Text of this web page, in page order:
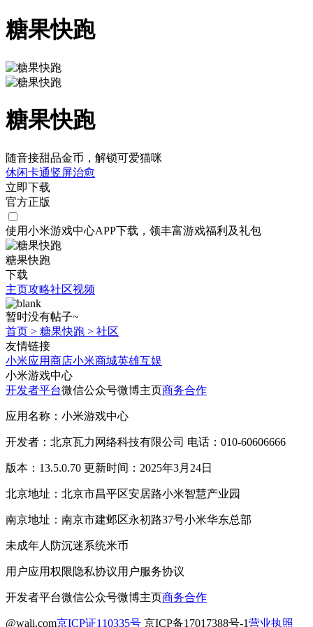
糖果快跑
糖果快跑
随音接甜品金币，解锁可爱猫咪
休闲卡通竖屏治愈
立即下载
官方正版
使用小米游戏中心APP下载 ，领丰富游戏福利 及礼包
糖果快跑
下载
主页攻略社区视频
暂时没有帖子~
首页 > 糖果快跑 > 社区
友情链接
小米应用商店小米商城英雄互娱
小米游戏中心
开发者平台微信公众号微博主页商务合作
应用名称：小米游戏中心
开发者：北京瓦力网络科技有限公司 电话：010-60606666
版本：13.5.0.70 更新时间：2025年3月24日
北京地址：北京市昌平区安居路小米智慧产业园
南京地址：南京市建邺区永初路37号小米华东总部
未成年人防沉迷系统米币
用户应用权限隐私协议用户服务协议
开发者平台微信公众号微博主页商务合作
@wali.com京ICP证110335号 京ICP备17017388号-1营业执照